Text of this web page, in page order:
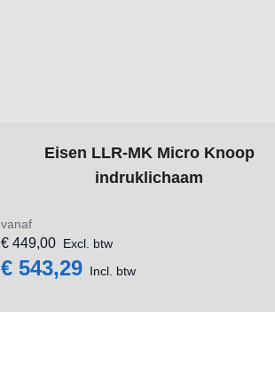
Eisen LLR-MK Micro Knoop
indruklichaam
vanaf
€ 543,29 Incl. btw
€ 449,00 Excl. btw